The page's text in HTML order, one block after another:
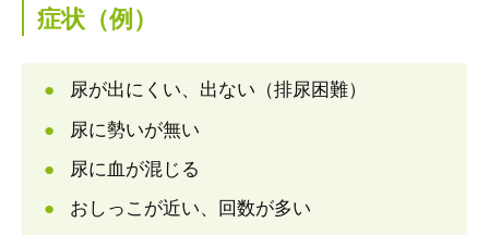
症状（例）
尿が出にくい、出ない（排尿困難）
尿に勢いが無い
尿に血が混じる
おしっこが近い、回数が多い